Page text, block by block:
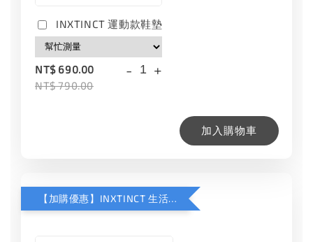
INXTINCT 運動款鞋墊
NT$ 690.00
NT$ 790.00
- +
加入購物車
【加購優惠】INXTINCT 生活日用鞋墊